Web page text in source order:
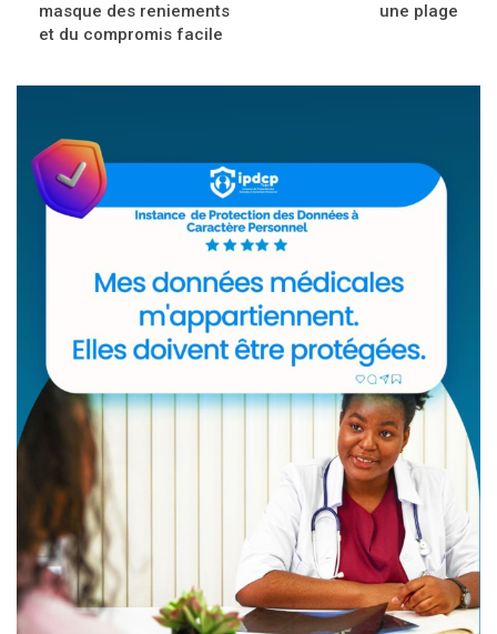
masque des reniements
et du compromis facile
une plage